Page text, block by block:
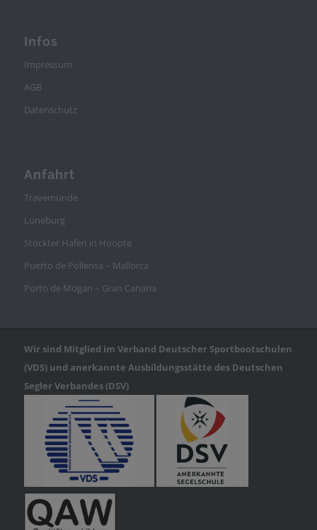
Infos
Impressum
AGB
Datenschutz
Anfahrt
Travemünde
Lüneburg
Stöckter Hafen in Hoopte
Puerto de Pollensa – Mallorca
Porto de Mogan – Gran Canaria
Wir sind Mitglied im Verband Deutscher Sportbootschulen
(VDS) und anerkannte Ausbildungsstätte des Deutschen
Segler Verbandes (DSV)